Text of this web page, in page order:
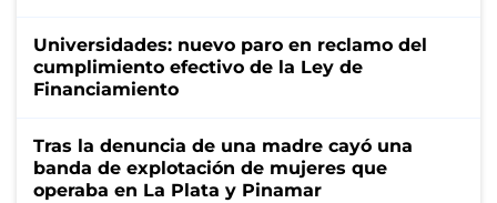
Universidades: nuevo paro en reclamo del
cumplimiento efectivo de la Ley de
Financiamiento
Tras la denuncia de una madre cayó una
banda de explotación de mujeres que
operaba en La Plata y Pinamar